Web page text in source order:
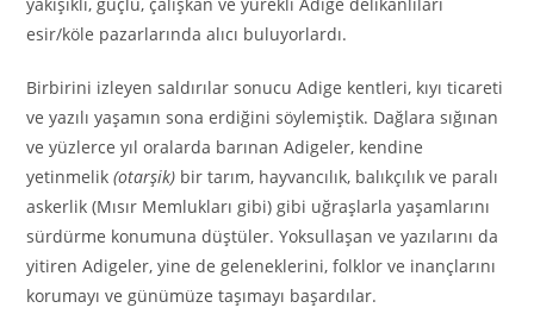
yakışıklı, güçlü, çalışkan ve yürekli Adige delikanlıları
esir/köle pazarlarında alıcı buluyorlardı.
Birbirini izleyen saldırılar sonucu Adige kentleri, kıyı ticareti
ve yazılı yaşamın sona erdiğini söylemiştik. Dağlara sığınan
ve yüzlerce yıl oralarda barınan Adigeler, kendine
yetinmelik(otarşik) bir tarım, hayvancılık, balıkçılık ve paralı
askerlik (Mısır Memlukları gibi) gibi uğraşlarla yaşamlarını
sürdürme konumuna düştüler. Yoksullaşan ve yazılarını da
yitiren Adigeler, yine de geleneklerini, folklor ve inançlarını
korumayı ve günümüze taşımayı başardılar.